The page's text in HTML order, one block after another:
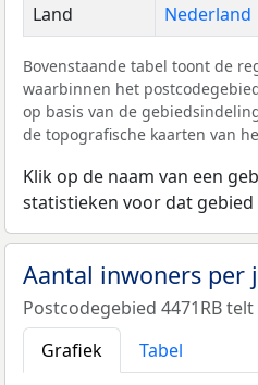
Land
Nederland
Bovenstaande tabel toont de
waarbinnen het
op basis van de
de topografische kaarten van
Klik op de naam van een
statistieken voor dat gebied
Aantal inwoners per
Postcodegebied 4471RB
Grafiek
Tabel